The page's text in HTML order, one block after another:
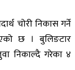
चोरी निकास गर्ने
छ । बुलिङटार
निकाल्दै गरेका ४